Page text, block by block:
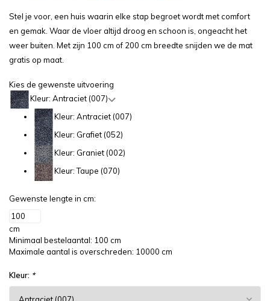
Stel je voor, een huis waarin elke stap begroet wordt met comfort
en gemak. Waar de vloer altijd droog en schoon is, ongeacht het
weer buiten. Met zijn 100 cm of 200 cm breedte snijden we de mat
gratis op maat.
Kies de gewenste uitvoering
Kleur: Antraciet (007)
Kleur: Antraciet (007)
Kleur: Grafiet (052)
Kleur: Graniet (002)
Kleur: Taupe (070)
Gewenste lengte in cm:
cm
Minimaal bestelaantal: 100 cm
Maximale aantal is overschreden: 10000 cm
Kleur: *